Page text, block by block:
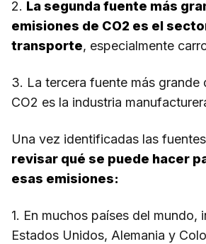
2. La segunda fuente más
emisiones de CO2 es el
transporte, especialmente
3. La tercera fuente más grande
CO2 es la industria
Una vez identificadas las
revisar qué se puede hacer
esas emisiones:
1. En muchos países del mundo,
Estados Unidos, Alemania y